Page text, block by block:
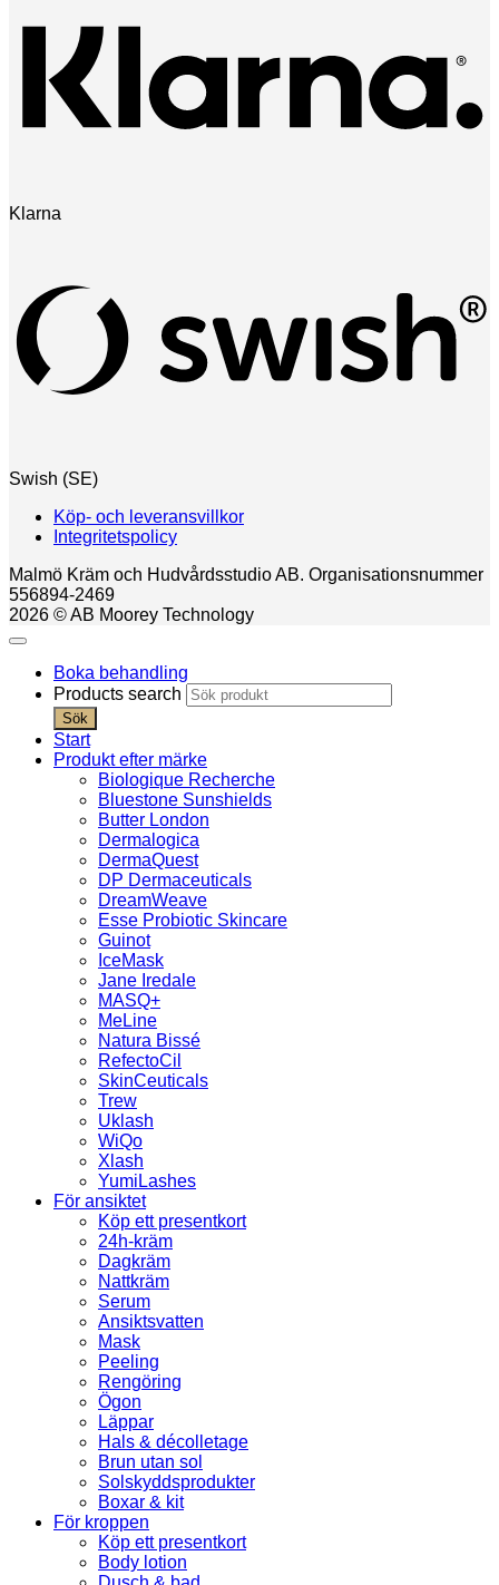
Klarna
Swish (SE)
Köp- och leveransvillkor
Integritetspolicy
Malmö Kräm och Hudvårdsstudio AB. Organisationsnummer
556894-2469
2026 © AB Moorey Technology
Boka behandling
Products search
Sök
Start
Produkt efter märke
Biologique Recherche
Bluestone Sunshields
Butter London
Dermalogica
DermaQuest
DP Dermaceuticals
DreamWeave
Esse Probiotic Skincare
Guinot
IceMask
Jane Iredale
MASQ+
MeLine
Natura Bissé
RefectoCil
SkinCeuticals
Trew
Uklash
WiQo
Xlash
YumiLashes
För ansiktet
Köp ett presentkort
24h-kräm
Dagkräm
Nattkräm
Serum
Ansiktsvatten
Mask
Peeling
Rengöring
Ögon
Läppar
Hals & décolletage
Brun utan sol
Solskyddsprodukter
Boxar & kit
För kroppen
Köp ett presentkort
Body lotion